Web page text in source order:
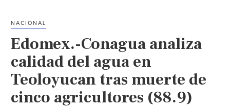
NACIONAL
Edomex.-Conagua analiza
calidad del agua en
Teoloyucan tras muerte de
cinco agricultores (88.9)